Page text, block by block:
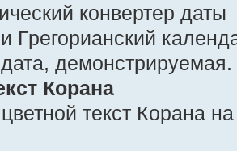
конвертер даты
Грегорианский
демонстрируемая.
Корана
текст Корана